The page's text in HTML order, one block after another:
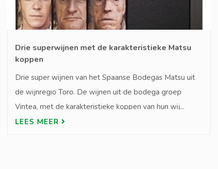
Drie superwijnen met de karakteristieke Matsu
koppen
Drie super wijnen van het Spaanse Bodegas Matsu uit
de wijnregio Toro. De wijnen uit de bodega groep
Vintea, met de karakteristieke koppen van hun wij...
LEES MEER